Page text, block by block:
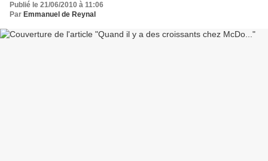
Publié le 21/06/2010 à 11:06
Par Emmanuel de Reynal